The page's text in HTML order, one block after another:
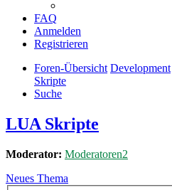
FAQ
Anmelden
Registrieren
Foren-Übersicht Development
Skripte
Suche
LUA Skripte
Moderator: Moderatoren2
Neues Thema